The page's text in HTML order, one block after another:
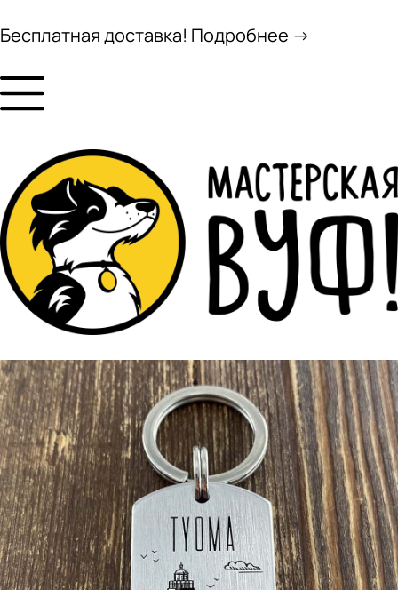
Бесплатная доставка! Подробнее →